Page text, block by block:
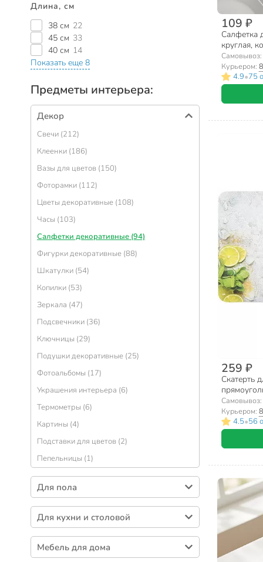
Длина, см
38 см 22
45 см 33
40 см 14
Показать еще 8
Предметы интерьера:
Декор
Свечи (212)
Клеенки (186)
Вазы для цветов (150)
Фоторамки (112)
Цветы декоративные (108)
Часы (103)
Салфетки декоративные (94)
Фигурки декоративные (88)
Шкатулки (54)
Копилки (53)
Зеркала (47)
Подсвечники (36)
Ключницы (29)
Подушки декоративные (25)
Фотоальбомы (17)
Украшения интерьера (6)
Термометры (6)
Картины (4)
Подставки для цветов (2)
Пепельницы (1)
Для пола
Коврики для ванной и душевой (183)
Коврики грязезащитные (100)
Ковры интерьерные (29)
Для кухни и столовой
Скатерти (24)
Чехлы на стул (18)
Мебель для дома
109 ₽
Салфетка
круглая,
Самовывоз:
Курьером:
4.9•75
259 ₽
Скатерть
Самовывоз:
Курьером:
4.5•56